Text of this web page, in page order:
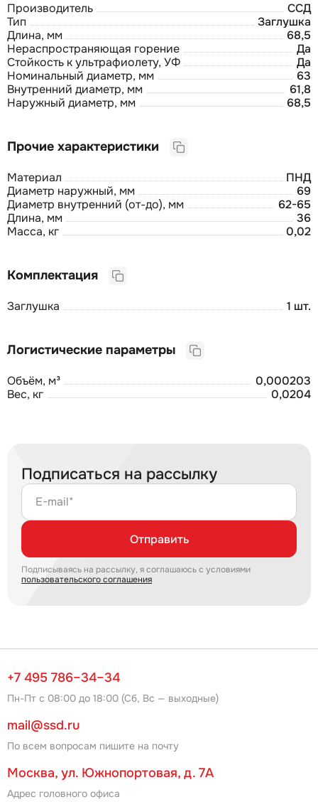
Производитель
ССД
Тип
Заглушка
Длина, мм
68,5
Нераспространяющая горение
Да
Стойкость к ультрафиолету, УФ
Да
Номинальный диаметр, мм
63
Внутренний диаметр, мм
61,8
Наружный диаметр, мм
68,5
Прочие характеристики
Материал
ПНД
Диаметр наружный, мм
69
Диаметр внутренний (от-до), мм
62-65
Длина, мм
36
Масса, кг
0,02
Комплектация
Заглушка 1 шт.
Логистические параметры
Объём, м³
0,000203
Вес, кг
0,0204
Подписаться на рассылку
E-mail*
Отправить
Подписываясь на рассылку, я соглашаюсь с условиями
пользовательского соглашения
+7 495 786–34–34
Пн-Пт с 08:00 до 18:00 (Сб, Вс — выходные)
mail@ssd.ru
По всем вопросам пишите на почту
Москва, ул. Южнопортовая, д. 7А
Адрес головного офиса